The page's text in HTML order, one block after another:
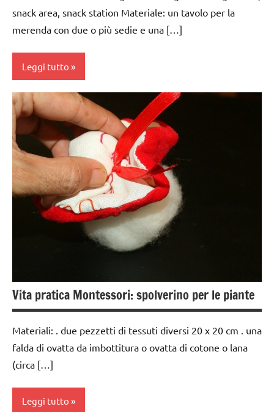
MONTESSORI
TUTTI GLI
PER ETA'
TUTTI GLI
ARTICOLI
VITA
PRATICA
snack area, snack station Materiale: un tavolo per la
merenda con due o più sedie e una […]
Leggi tutto
cucinare
6
anni
GRAZIA E
CORTESIA
TUTTI GLI
ARGOMENTI
PER ETA'
TUTTI GLI
ARTICOLI
PRATICA
Vita pratica Montessori: spolverino per le piante
Materiali: . due pezzetti di tessuti diversi 20 x 20 cm . una
falda di ovatta da imbottitura o ovatta di cotone o lana
(circa […]
Leggi tutto